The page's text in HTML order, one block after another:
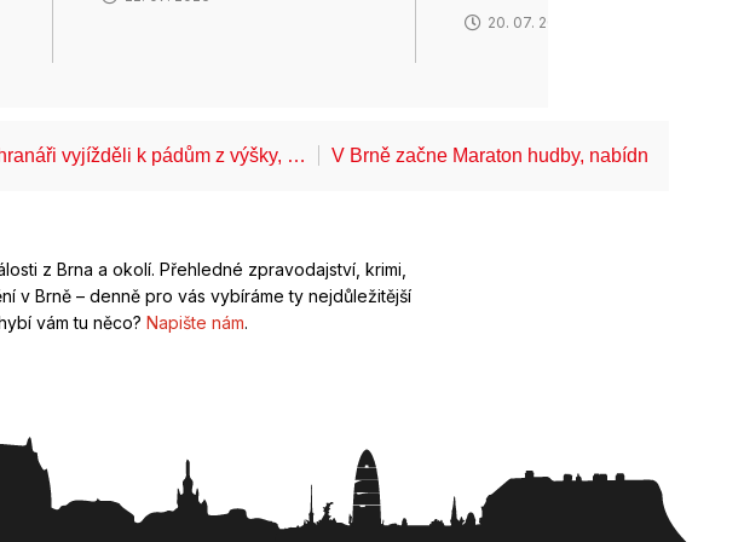
20. 07. 2026
vyjížděli k pádům z výšky, … V Brně začne Maraton hudby, nabídne
z Brna a okolí. Přehledné zpravodajství, krimi,
v Brně – denně pro vás vybíráme ty nejdůležitější
vám tu něco? Napište nám.